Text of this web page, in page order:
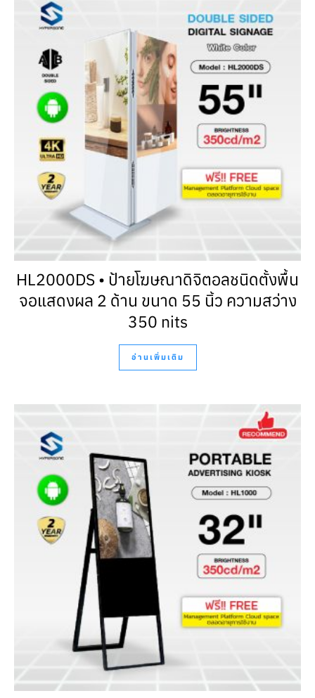
HL2000DS • ป้ายโฆษณาดิจิตอลชนิดตั้งพื้น
จอแสดงผล 2 ด้าน ขนาด 55 นิ้ว ความสว่าง
350 nits
อ่านเพิ่มเติม